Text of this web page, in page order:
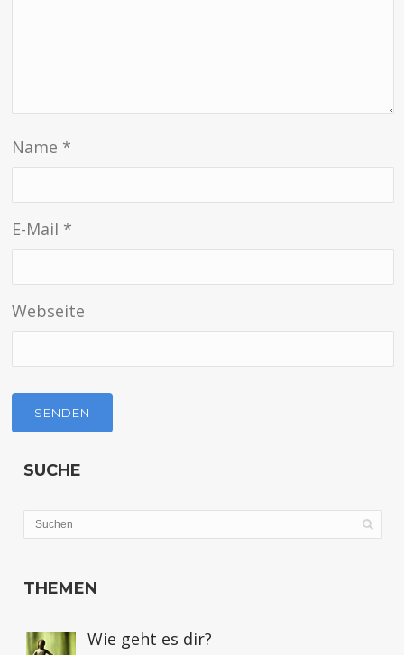
Name *
E-Mail *
Webseite
SUCHE
THEMEN
Wie geht es dir?